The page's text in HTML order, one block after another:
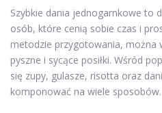
Szybkie dania jednogarnkowe to
osób, które cenią sobie czas i
metodzie przygotowania, można
pyszne i sycące posiłki. Wśród
się zupy, gulasze, risotta oraz
komponować na wiele sposobów.